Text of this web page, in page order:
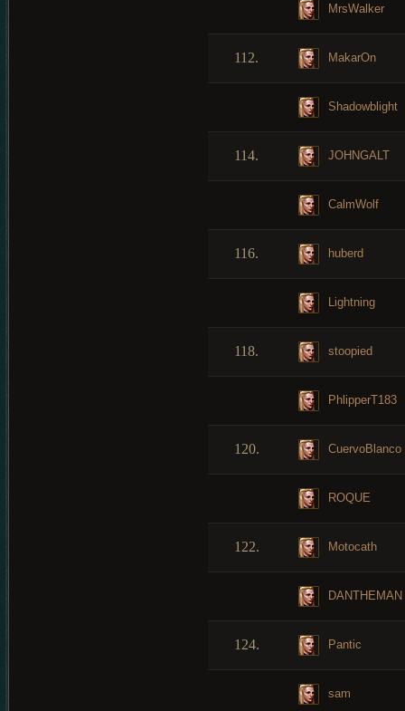
MrsWalker
112. MakarOn
Shadowblight
114. JOHNGALT
CalmWolf
116. huberd
Lightning
118. stoopied
PhlipperT183
120. CuervoBlanco
ROQUE
122. Motocath
DANTHEMAN
124. Pantic
sam